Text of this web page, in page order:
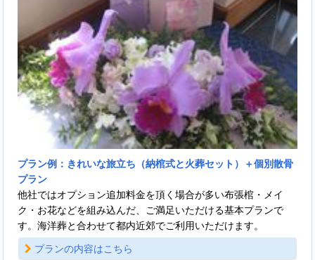
プラン例：きれいな旅立ち（納棺式と火葬セット）＋個別散骨
プラン
他社ではオプション追加料金を頂く場合が多い布張棺・メイ
ク・お花などを組み込んだ、ご満足いただける基本プランで
す。海洋葬と合わせて都内近郊でご利用いただけます。
プランの内容はこちら